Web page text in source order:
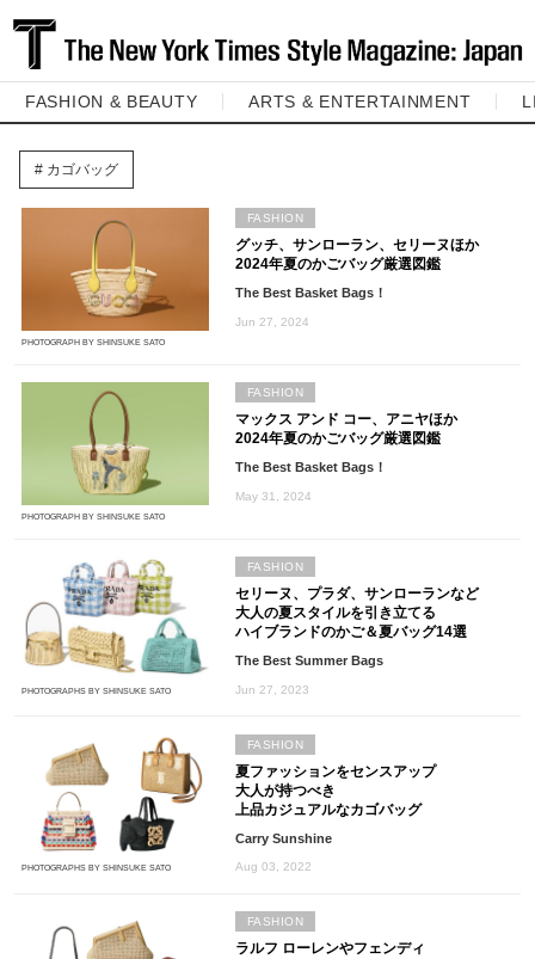
FASHION & BEAUTY ARTS & ENTERTAINMENT
カゴバッグ
PHOTOGRAPH BY SHINSUKE SATO
グッチ、サンローラン、セリーヌほか
2024年夏のかごバッグ厳選図鑑
The Best Basket Bags！
Jun 27, 2024
FASHION
PHOTOGRAPH BY SHINSUKE SATO
マックス アンド コー、アニヤほか
2024年夏のかごバッグ厳選図鑑
The Best Basket Bags！
May 31, 2024
FASHION
PHOTOGRAPHS BY SHINSUKE SATO
セリーヌ、プラダ、サンローランなど
大人の夏スタイルを引き立てる
ハイブランドのかご＆夏バッグ14選
The Best Summer Bags
Jun 27, 2023
FASHION
PHOTOGRAPHS BY SHINSUKE SATO
夏ファッションをセンスアップ
大人が持つべき
上品カジュアルなカゴバッグ
Carry Sunshine
Aug 03, 2022
FASHION
ラルフ ローレンやフェンディ
FASHION